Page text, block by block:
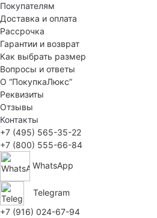
Покупателям
Доставка и оплата
Рассрочка
Гарантии и возврат
Как выбрать размер
Вопросы и ответы
О “ПокупкаЛюкс”
Реквизиты
Отзывы
Контакты
+7 (495) 565-35-22
+7 (800) 555-66-84
WhatsApp
Telegram
+7 (916) 024-67-94